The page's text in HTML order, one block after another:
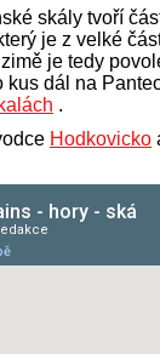
skály tvoří
je z velké
je tedy
kus dál na
.
Hodkovicko